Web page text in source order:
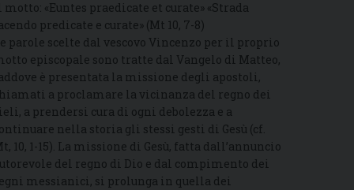
motto: «Euntes praedicate et curate» «Strada
predicate e curate» (Mt 10, 7-8)
parole scelte dal vescovo Vincenzo per il proprio
episcopale sono tratte dal Vangelo di Matteo,
è presentata la missione degli apostoli,
a proclamare la vicinanza del regno dei
a prendersi cura di ogni debolezza e a
nella storia gli stessi gesti di Gesù (cf.
10, 1-15). La missione di Gesù, fatta dall’annuncio
del regno di Dio e dal compimento dei
messianici, si prolunga in quella dei